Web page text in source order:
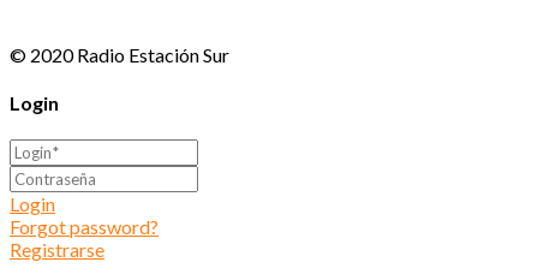
© 2020 Radio Estación Sur
Login
Login
Forgot password?
Registrarse